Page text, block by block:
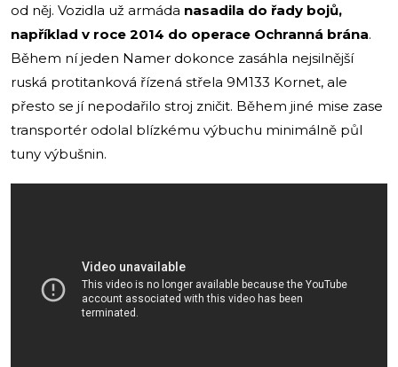
od něj. Vozidla už armáda nasadila do řady bojů,
například v roce 2014 do operace Ochranná brána.
Během ní jeden Namer dokonce zasáhla nejsilnější
ruská protitanková řízená střela 9M133 Kornet, ale
přesto se jí nepodařilo stroj zničit. Během jiné mise zase
transportér odolal blízkému výbuchu minimálně půl
tuny výbušnin.